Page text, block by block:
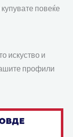
повеќе
искуство и
профили